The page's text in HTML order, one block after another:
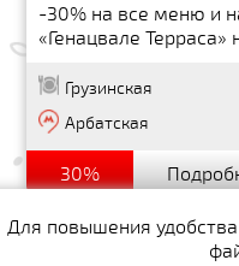
-30% на все меню и
«Генацвале
Грузинская
Арбатская
30%
Для повышения удобства